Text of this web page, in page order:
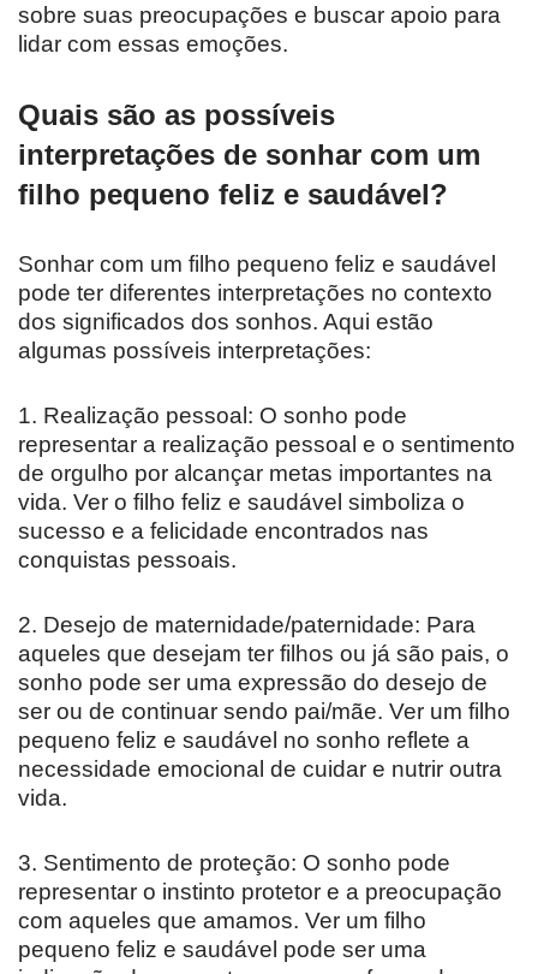
sobre suas preocupações e buscar apoio para
lidar com essas emoções.
Quais são as possíveis
interpretações de sonhar com um
filho pequeno feliz e saudável?
Sonhar com um filho pequeno feliz e saudável
pode ter diferentes interpretações no contexto
dos significados dos sonhos. Aqui estão
algumas possíveis interpretações:
1. Realização pessoal: O sonho pode
representar a realização pessoal e o sentimento
de orgulho por alcançar metas importantes na
vida. Ver o filho feliz e saudável simboliza o
sucesso e a felicidade encontrados nas
conquistas pessoais.
2. Desejo de maternidade/paternidade: Para
aqueles que desejam ter filhos ou já são pais, o
sonho pode ser uma expressão do desejo de
ser ou de continuar sendo pai/mãe. Ver um filho
pequeno feliz e saudável no sonho reflete a
necessidade emocional de cuidar e nutrir outra
vida.
3. Sentimento de proteção: O sonho pode
representar o instinto protetor e a preocupação
com aqueles que amamos. Ver um filho
pequeno feliz e saudável pode ser uma